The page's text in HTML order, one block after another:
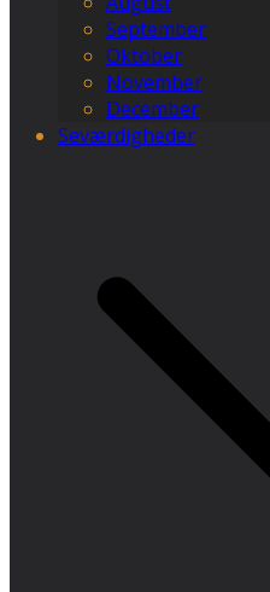
September
Oktober
November
December
Seværdigheder